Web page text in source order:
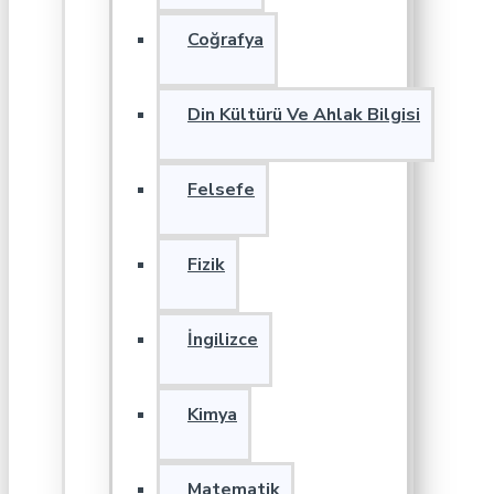
Coğrafya
Din Kültürü Ve Ahlak Bilgisi
Felsefe
Fizik
İngilizce
Kimya